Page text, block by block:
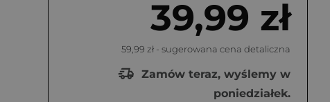
39,99 zł
59,99 zł - sugerowana cena detaliczna
Zamów teraz, wyślemy w
poniedziałek.